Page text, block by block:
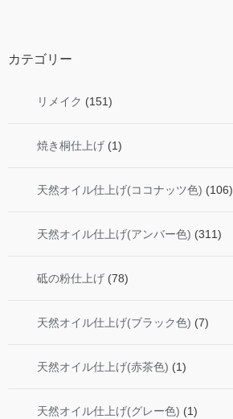
カテゴリー
リメイク (151)
焼き桐仕上げ (1)
天然オイル仕上げ(ココナッツ色) (106)
天然オイル仕上げ(アンバー色) (311)
砥の粉仕上げ (78)
天然オイル仕上げ(ブラック色) (7)
天然オイル仕上げ(赤茶色) (1)
天然オイル仕上げ(グレー色) (1)